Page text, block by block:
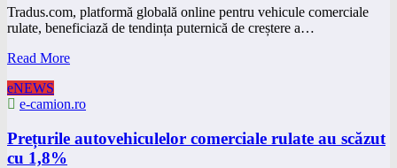
Tradus.com, platformă globală online pentru vehicule comerciale
rulate, beneficiază de tendința puternică de creștere a…
Read More
eNEWS
e-camion.ro
Prețurile autovehiculelor comerciale rulate au scăzut
cu 1,8%